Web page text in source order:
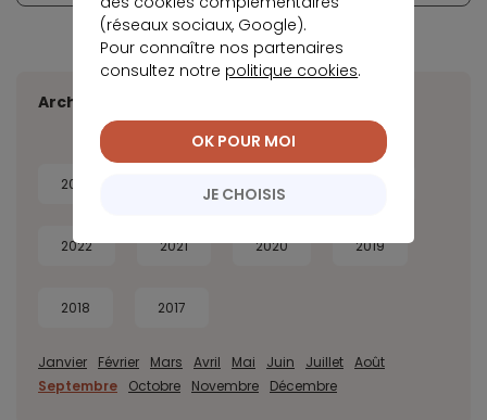
Archives
2026
2022 2021 2020 2019
2018 2017
Janvier Février Mars Avril Mai Juin Juillet Août
Septembre
Octobre Novembre Décembre
(réseaux sociaux, Google).
Pour connaître nos partenaires
consultez notre politique cookies.
JE CHOISIS
OK POUR MOI